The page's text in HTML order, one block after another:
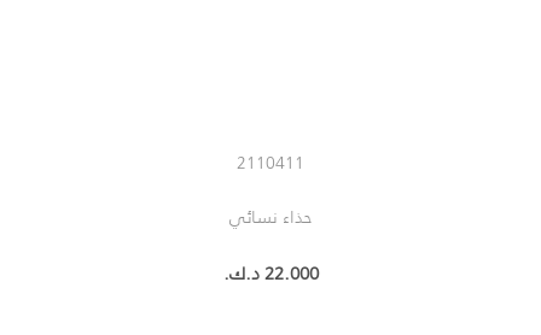
2110411
حذاء نسائي
22.000 د.ك.‏